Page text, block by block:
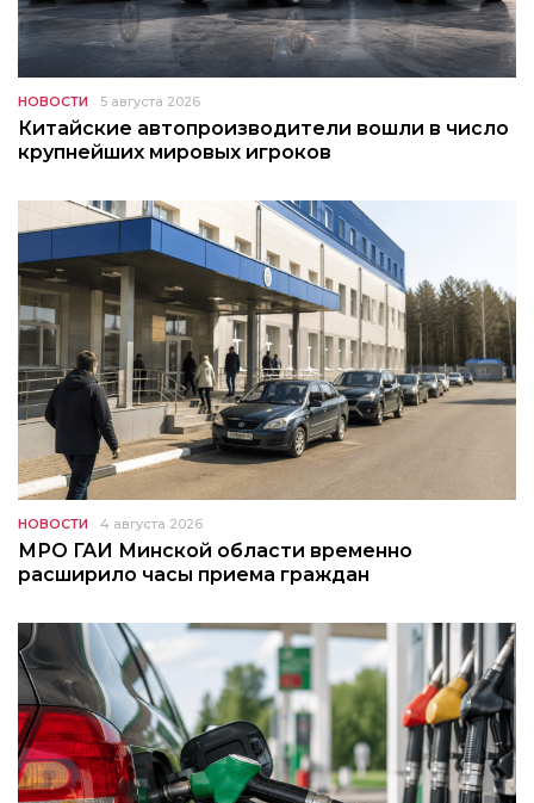
НОВОСТИ 5 августа 2026
Китайские автопроизводители вошли в число
крупнейших мировых игроков
НОВОСТИ 4 августа 2026
МРО ГАИ Минской области временно
расширило часы приема граждан